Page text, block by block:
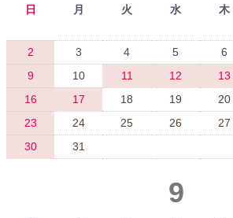
日 月 火 水 木
2
3 4 5 6
9
10 11 12 13
16
17 18 19 20
23
24 25 26 27
30
31
9